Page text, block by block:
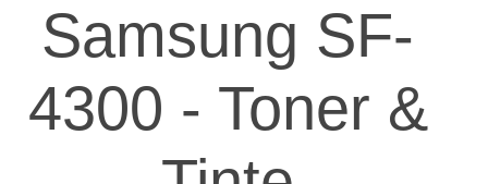
Samsung SF-
4300 - Toner &